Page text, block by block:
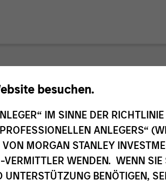
besuchen.
IM SINNE DER
ANLEGERS“
MORGAN STANLEY
WENDEN. WENN
BENÖTIGEN,